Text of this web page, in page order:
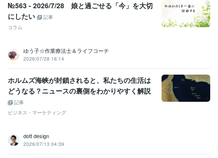
№563 - 2026/7/28 娘と過ごせる「今」を大切
にしたい
記事
コラム
ゆう子☆作業療法士＆ライフコーチ
2026/07/28 16:14
ホルムズ海峡が封鎖されると、私たちの生活は
どうなる？ニュースの裏側をわかりやすく解説
記事
ビジネス・マーケティング
dott design
2026/07/13 04:39